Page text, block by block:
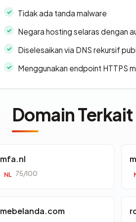
Tidak ada tanda malware
Negara hosting selaras dengan
Diselesaikan via DNS rekursif
Menggunakan endpoint HTTPS
Domain Terkait
mfa.nl
NL 75/100
mebelanda.com